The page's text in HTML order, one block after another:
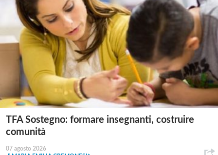
TFA Sostegno: formare insegnanti, costruire
comunità
07 agosto 2026